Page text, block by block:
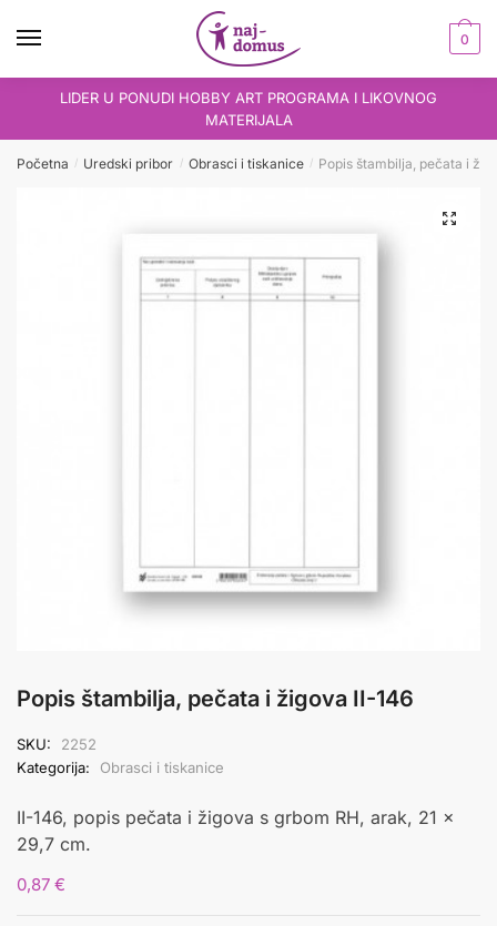
0
LIDER U PONUDI HOBBY ART PROGRAMA I LIKOVNOG
MATERIJALA
Početna / Uredski pribor / Obrasci i tiskanice / Popis štambilja, pečata i
Popis štambilja, pečata i žigova II-146
SKU:
2252
Kategorija:
Obrasci i tiskanice
II-146, popis pečata i žigova s grbom RH, arak, 21 x
29,7 cm.
0,87 €